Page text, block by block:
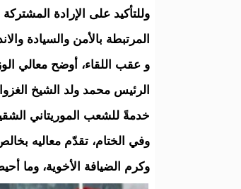
وللتأكيد على الإرادة
المرتبطة بالأمن والسيادة
و عقب اللقاء، أوضح معالي
الرئيس محمد ولد الشيخ
خدمةً للشعب الموريتاني
وفي الختام، تقدّم معاليه
وكرم الضيافة الأخوية، وما